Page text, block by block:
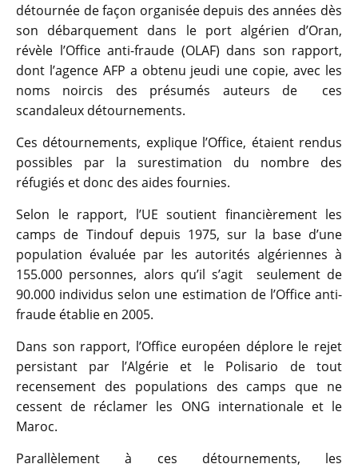
détournée de façon organisée depuis des années dès
son débarquement dans le port algérien d’Oran,
révèle l’Office anti-fraude (OLAF) dans son rapport,
dont l’agence AFP a obtenu jeudi une copie, avec les
noms noircis des présumés auteurs de ces
scandaleux détournements.
Ces détournements, explique l’Office, étaient rendus
possibles par la surestimation du nombre des
réfugiés et donc des aides fournies.
Selon le rapport, l’UE soutient financièrement les
camps de Tindouf depuis 1975, sur la base d’une
population évaluée par les autorités algériennes à
155.000 personnes, alors qu’il s’agit seulement de
90.000 individus selon une estimation de l’Office anti-
fraude établie en 2005.
Dans son rapport, l’Office européen déplore le rejet
persistant par l’Algérie et le Polisario de tout
recensement des populations des camps que ne
cessent de réclamer les ONG internationale et le
Maroc.
Parallèlement à ces détournements, les